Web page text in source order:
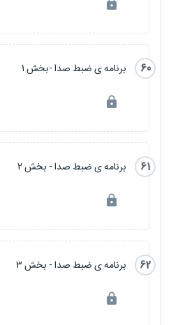
60 برنامه ی ضبط صدا -بخش 1
61 برنامه ی ضبط صدا - بخش 2
62 برنامه ی ضبط صدا - بخش 3